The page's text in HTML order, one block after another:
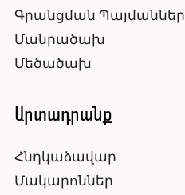
Գրանցման Պայմաններ
Մանրածախ
Մեծածախ
Արտադրանք
Հնդկաձավար
Մակարոններ